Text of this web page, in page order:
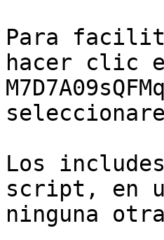
Para
hacer clic
Los
script, en
ninguna